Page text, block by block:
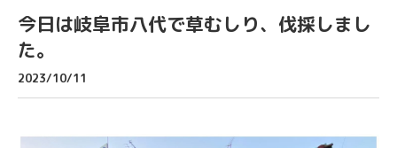
今日は岐阜市八代で草むしり、伐採しまし
た。
2023/10/11